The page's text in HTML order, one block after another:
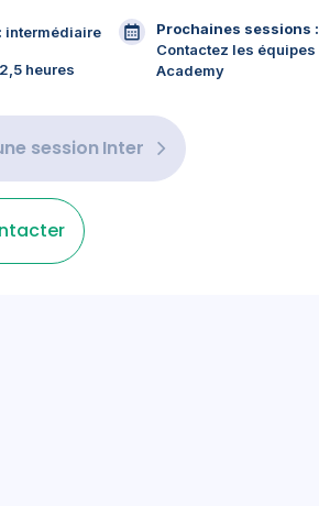
intermédiaire
2,5 heures
Prochaines sessions :
Contactez les équipes
Academy
sessionInter